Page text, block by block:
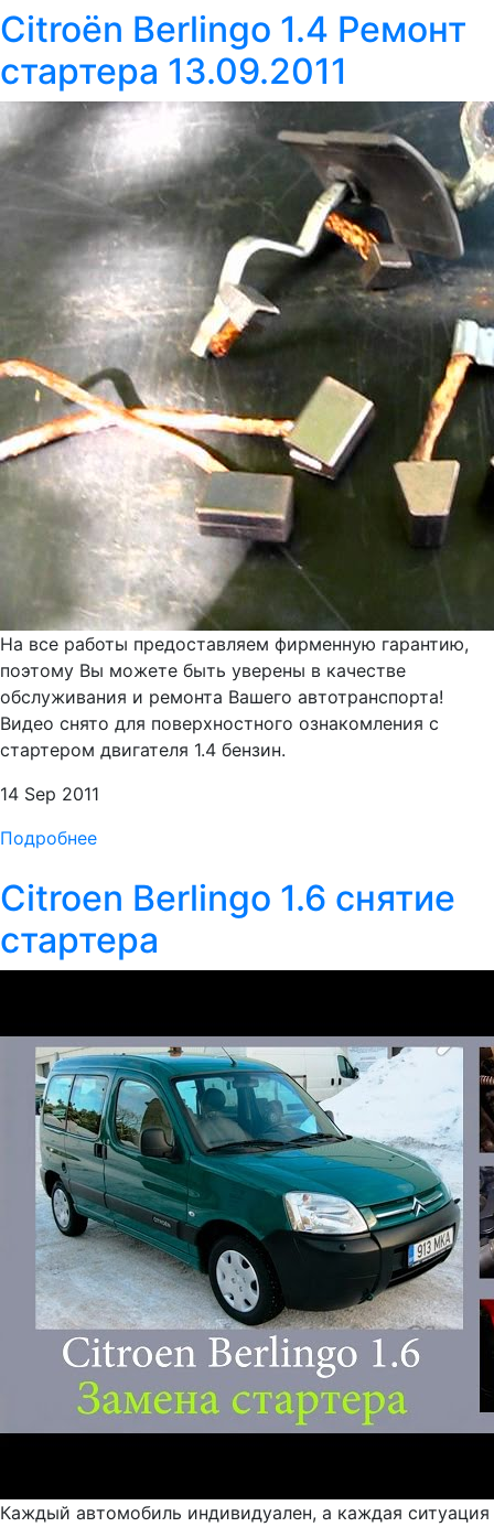
Citroёn Berlingo 1.4 Ремонт
стартера 13.09.2011
На все работы предоставляем фирменную гарантию,
поэтому Вы можете быть уверены в качестве
обслуживания и ремонта Вашего автотранспорта!
Видео снято для поверхностного ознакомления с
стартером двигателя 1.4 бензин.
14 Sep 2011
Подробнее
Citroen Berlingo 1.6 снятие
стартера
Каждый автомобиль индивидуален, а каждая ситуация